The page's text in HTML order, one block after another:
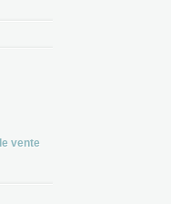
vente